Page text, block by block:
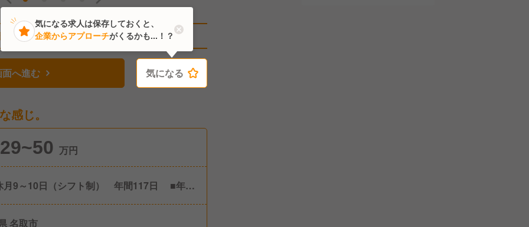
近1人がこの求人を検討中
へ進む 気になる
感じ。
29~50 万円
月9～10日（シフト制） 年間117日 ■年2
名取市
気になる
気になる求人は保存しておくと、
企業からアプローチがくるかも...！？